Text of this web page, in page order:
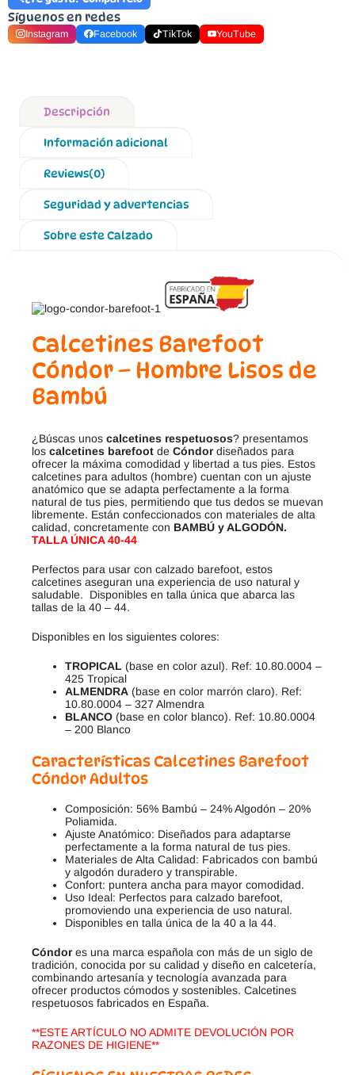
Síguenos en redes
Instagram Facebook TikTok YouTube
Descripción
Información adicional
Reviews(0)
Seguridad y advertencias
Sobre este Calzado
Calcetines Barefoot
Cóndor – Hombre Lisos de
Bambú
¿Búscas unos calcetines respetuosos? presentamos
los calcetines barefoot de Cóndordiseñados para
ofrecer la máxima comodidad y libertad a tus pies. Estos
calcetines para adultos (hombre) cuentan con un ajuste
anatómico que se adapta perfectamente a la forma
natural de tus pies, permitiendo que tus dedos se muevan
libremente. Están confeccionados con materiales de alta
calidad, concretamente con BAMBÚ y ALGODÓN.
TALLA ÚNICA 40-44
Perfectos para usar con calzado barefoot, estos
calcetines aseguran una experiencia de uso natural y
saludable. Disponibles en talla única que abarca las
tallas de la 40 – 44.
Disponibles en los siguientes colores:
TROPICAL (base en color azul). Ref: 10.80.0004 –
425 Tropical
ALMENDRA (base en color marrón claro). Ref:
10.80.0004 – 327 Almendra
BLANCO (base en color blanco). Ref: 10.80.0004
– 200 Blanco
Características Calcetines Barefoot
Cóndor Adultos
Composición: 56% Bambú – 24% Algodón – 20%
Poliamida.
Ajuste Anatómico: Diseñados para adaptarse
perfectamente a la forma natural de tus pies.
Materiales de Alta Calidad: Fabricados con bambú
y algodón duradero y transpirable.
Confort: puntera ancha para mayor comodidad.
Uso Ideal: Perfectos para calzado barefoot,
promoviendo una experiencia de uso natural.
Disponibles en talla única de la 40 a la 44.
Cóndores una marca española con más de un siglo de
tradición, conocida por su calidad y diseño en calcetería,
combinando artesanía y tecnología avanzada para
ofrecer productos cómodos y sostenibles. Calcetines
respetuosos fabricados en España.
**ESTE ARTÍCULO NO ADMITE DEVOLUCIÓN POR
RAZONES DE HIGIENE**